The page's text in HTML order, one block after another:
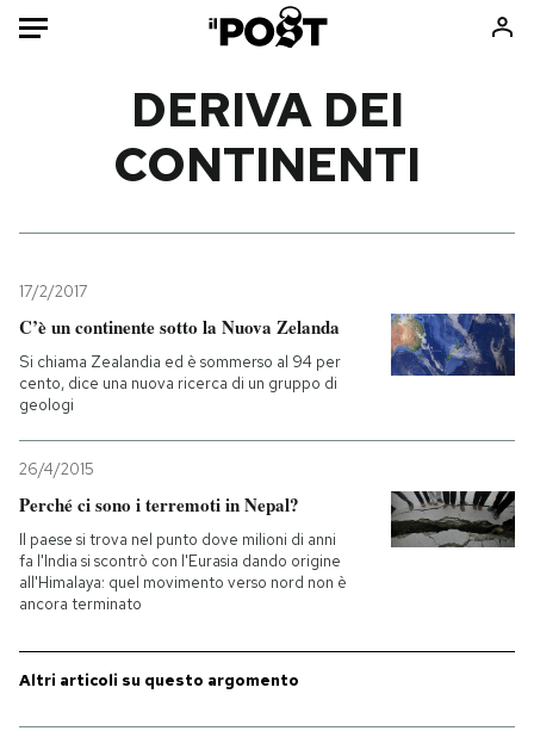
Mondo
Tecnologia
Internet
Scienza
Economia
Sport
Libri
Ok Boomer!
Media
Altrecose
PODCAST
DERIVA DEI
CONTINENTI
17/2/2017
C’è un continente sotto la Nuova Zelanda
Si chiama Zealandia ed è sommerso al 94 per
cento, dice una nuova ricerca di un gruppo di
geologi
26/4/2015
Perché ci sono i terremoti in Nepal?
Il paese si trova nel punto dove milioni di anni
fa l'India si scontrò con l'Eurasia dando origine
all'Himalaya: quel movimento verso nord non è
ancora terminato
Altri articoli su questo argomento